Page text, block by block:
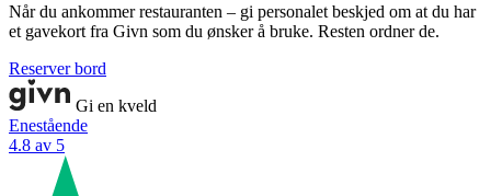
Når du ankommer restauranten – gi personalet beskjed om at du har
et gavekort fra Givn som du ønsker å bruke. Resten ordner de.
Reserver bord
Gi en kveld
Enestående
4.8 av 5